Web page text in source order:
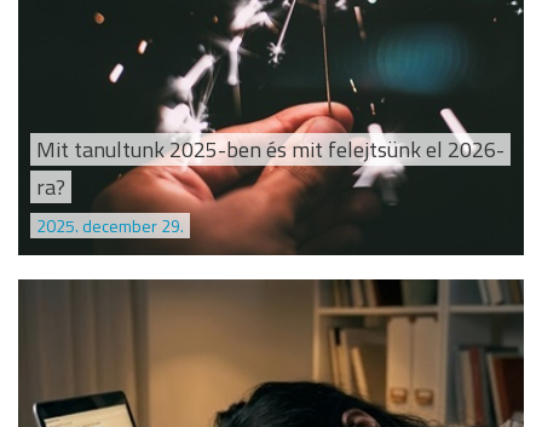
Mit tanultunk 2025-ben és mit felejtsünk el 2026-
ra?
2025. december 29.